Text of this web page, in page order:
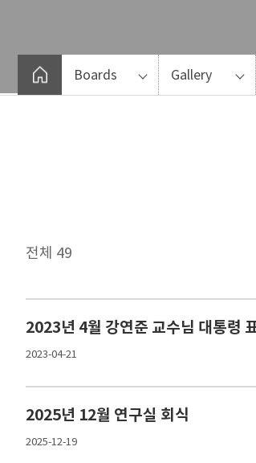
Boards Gallery
전체 49
2023년 4월 강연준 교수님 대통령
2023-04-21
2025년 12월 연구실 회식
2025-12-19